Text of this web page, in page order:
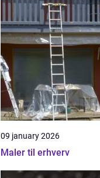
09 january 2026
Maler til erhverv